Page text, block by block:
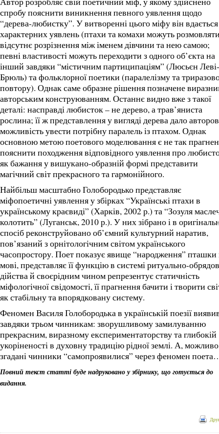
спробу пояснити виникнення певного уявлення щодо
“дерева-любистку”. У витворенні цього міфу він
характерних уявлень (птахи та комахи можуть
відсутнє розрізнення між іменем дівчини та нею самою;
певні властивості можуть переходити з одного об’єкта на
інший завдяки “містичним партиципаціям” (Люсьєн Леві-
Брюль) та фольклорної поетики (паралелізму та
повтору). Однак саме образне рішення позначене
авторським конструюванням. Останнє видно вже з такої
деталі: насправді любисток – не дерево, а трав’яниста
рослина; її ж представлення у вигляді дерева дало
можливість увести потрібну паралель із птахом. Однак
основною метою поетового моделювання є не так
пояснити походження відповідного уявлення про
як бажання у вишукано-образній формі представити
магічний світ прекрасного та гармонійного.
Найбільш масштабно Голобородько представляє
міфопоетичні уявлення у збірках “Українські птахи в
українському краєвиді” (Харків, 2002 р.) та “Зозуля
колотить” (Луганськ, 2010 р.). У них зібрано і в
спосіб реконструйовано об’ємний культурний наратив,
пов’язаний з орнітологічним світом українського
часопростору. Поет показує явище “народження” пташки
мові, представляє її функцію в системі ритуально-
дійства й своєрідним чином репрезентує статичність
міфологічної свідомості, її прагнення бачити і творити
як стабільну та впорядковану систему.
Феномен Василя Голобородька в українській поезії
завдяки трьом чинникам: зворушливому замилуванню
прекрасним, виразному експериментаторству та глибокій
укоріненості в духовну традицію рідної землі. А,
згадані чинники “самопроявилися” через феномен
Повний текст статті буде надруковано у збірнику, що готується до
видання.